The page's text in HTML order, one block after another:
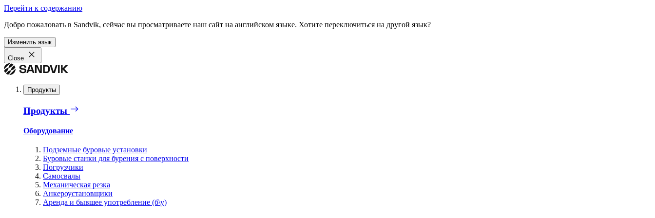
Перейти к содержанию
Добро пожаловать в Sandvik, сейчас вы просматриваете наш сайт на английском языке. Хотите переключиться на другой язык?
Изменить язык
Close
Продукты
Продукты
Оборудование
Подземные буровые установки
Буровые станки для бурения с поверхности
Погрузчики
Самосвалы
Механическая резка
Анкероустановщики
Аренда и бывшее употребление (б\у)